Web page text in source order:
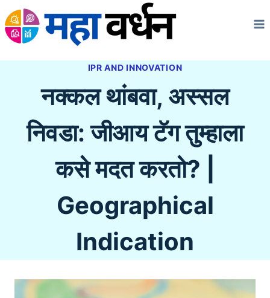
Skip
to
IPR AND INNOVATION
नक्कल थांबवा, अस्सल
निवडा: जीआय टॅग तुम्हाला
कसे मदत करतो? |
Geographical
Indication